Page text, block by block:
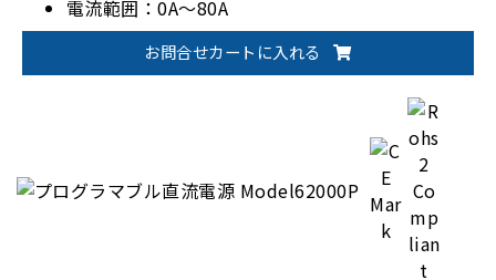
電流範囲：0A～80A
CZ(定インピーダンス)モード
CC/CV/CPモードお問合せカートに入れる